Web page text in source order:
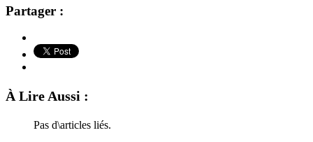
Partager :
À Lire Aussi :
Pas d\articles liés.